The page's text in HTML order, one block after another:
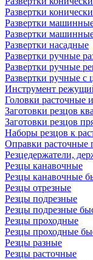
Развертки
Развертки
Развертки
Развертки насадные
Развертки ручные
Развертки ручные
Развертки ручные с
Инструмент
Головки расточные
Заготовки резцов
Заготовки резцов
Наборы резцов к
Оправки расточные
Резцедержатели,
Резцы канавочные
Резцы канавочные
Резцы отрезные
Резцы подрезные
Резцы подрезные
Резцы проходные
Резцы проходные
Резцы разные
Резцы расточные